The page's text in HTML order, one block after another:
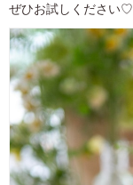
ぜひお試しください♡